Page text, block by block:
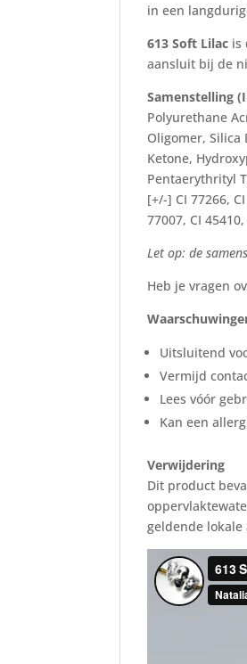
in een
613 Soft Lilac is
aansluit bij de
Samenstelling
Polyurethane
Oligomer,
Ketone,
Pentaerythrityl
[+/-] CI 77266,
77007, CI
Let op: de
Heb je vragen
Uitsluitend
Vermijd
Lees vóór
Kan een
Verwijdering
Dit product
geldende